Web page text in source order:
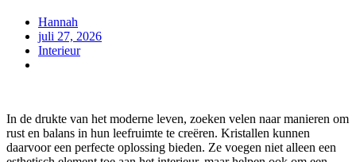
Hannah
juli 27, 2026
Interieur
In de drukte van het moderne leven, zoeken velen naar manieren om
rust en balans in hun leefruimte te creëren. Kristallen kunnen
daarvoor een perfecte oplossing bieden. Ze voegen niet alleen een